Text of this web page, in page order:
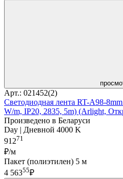
Арт.: 021452(2)
Светодиодная лента RT-A98-
W/m, IP20, 2835, 5m) (Arlight,
Произведено в Беларуси
Day | Дневной 4000 K
91271
₽/м
Пакет (полиэтилен) 5 м
4 56355₽